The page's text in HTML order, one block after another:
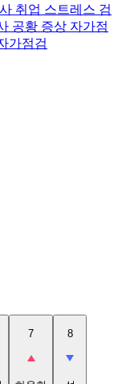
취업 스트레스 검
공황 증상 자가점
가점검
7 8